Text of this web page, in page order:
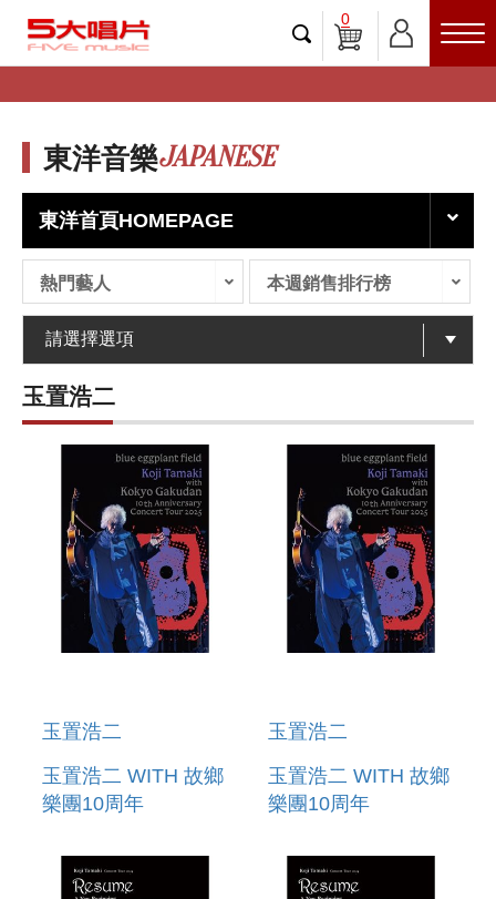
0
東洋音樂JAPANESE
東洋首頁HOMEPAGE
熱門藝人 本週銷售排行榜
玉置浩二
玉置浩二
玉置浩二 WITH 故鄉
樂團10周年
2025 ～BLUE
EGGPLANT
玉置浩二
玉置浩二 WITH 故鄉
樂團10周年
2025 ～BLUE
EGGPLANT